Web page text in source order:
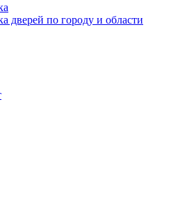
дверей по городу и области